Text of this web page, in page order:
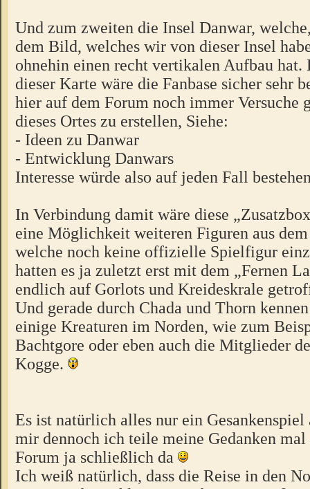
Und zum zweiten die Insel Danwar,
dem Bild, welches wir von dieser Insel
ohnehin einen recht vertikalen Aufbau hat.
dieser Karte wäre die Fanbase sicher sehr
hier auf dem Forum noch immer Versuche
dieses Ortes zu erstellen, Siehe:
- Ideen zu Danwar
- Entwicklung Danwars
Interesse würde also auf jeden Fall
In Verbindung damit wäre diese
eine Möglichkeit weiteren Figuren aus
welche noch keine offizielle Spielfigur
hatten es ja zuletzt erst mit dem „Fernen
endlich auf Gorlots und Kreideskrale
Und gerade durch Chada und Thorn
einige Kreaturen im Norden, wie zum
Bachtgore oder eben auch die Mitglieder
Kogge.
Es ist natürlich alles nur ein Gesankenspiel
mir dennoch ich teile meine Gedanken
Forum ja schließlich da
Ich weiß natürlich, dass die Reise in den